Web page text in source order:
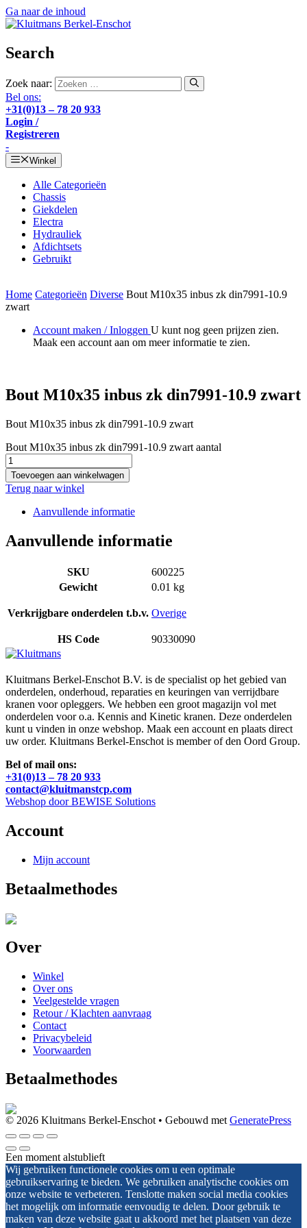
Ga naar de inhoud
Search
Zoek naar:
Bel ons:
+31(0)13 – 78 20 933
Login /
Registreren
-
Winkel
Alle Categorieën
Chassis
Giekdelen
Electra
Hydrauliek
Afdichtsets
Gebruikt
Home Categorieën Diverse Bout M10x35 inbus zk din7991-10.9
zwart
Account maken / Inloggen U kunt nog geen prijzen zien.
Maak een account aan om meer informatie te zien.
Bout M10x35 inbus zk din7991-10.9 zwart
Bout M10x35 inbus zk din7991-10.9 zwart
Bout M10x35 inbus zk din7991-10.9 zwart aantal
Toevoegen aan winkelwagen
Terug naar winkel
Aanvullende informatie
Aanvullende informatie
SKU
600225
Gewicht
0.01 kg
Verkrijgbare onderdelen t.b.v. Overige
HS Code 90330090
Kluitmans Berkel-Enschot B.V. is de specialist op het gebied van
onderdelen, onderhoud, reparaties en keuringen van verrijdbare
kranen voor opleggers. We hebben een groot magazijn vol met
onderdelen voor o.a. Kennis and Kinetic kranen. Deze onderdelen
kunt u vinden in onze webshop. Maak een account en plaats direct
uw order. Kluitmans Berkel-Enschot is member of den Oord Group.
Bel of mail ons:
+31(0)13 – 78 20 933
contact@kluitmanstcp.com
Webshop door BEWISE Solutions
Account
Mijn account
Betaalmethodes
Over
Winkel
Over ons
Veelgestelde vragen
Retour / Klachten aanvraag
Contact
Privacybeleid
Voorwaarden
Betaalmethodes
© 2026 Kluitmans Berkel-Enschot • Gebouwd met GeneratePress
Een moment alstublieft
Wij gebruiken functionele cookies om u een optimale
gebruikservaring te bieden. We gebruiken analytische cookies om
onze website te verbeteren. Tenslotte maken social media cookies
het mogelijk om informatie eenvoudig te delen. Door gebruik te
maken van deze website gaat u akkoord met het plaatsen van deze